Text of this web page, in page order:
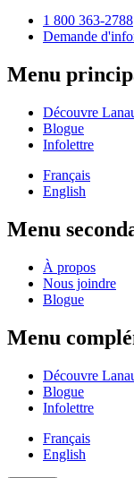
1 800 363-2788
Demande
Menu
Découvre
Blogue
Infolettre
Français
English
Menu
À propos
Nous joindre
Blogue
Menu
Découvre
Blogue
Infolettre
Français
English